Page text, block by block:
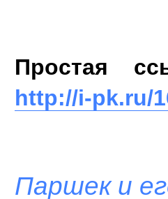
Простая
http://i-pk.ru/
Паршек и